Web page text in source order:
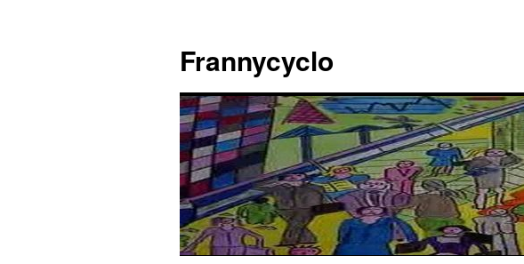
contenu
Frannycyclo